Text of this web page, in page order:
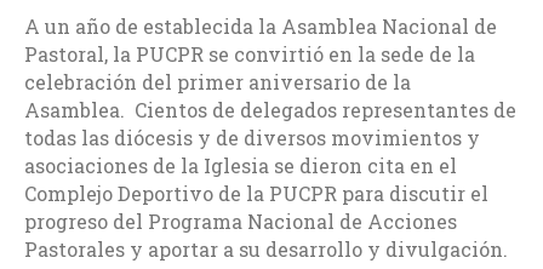
A un año de establecida la Asamblea Nacional de
Pastoral, la PUCPR se convirtió en la sede de la
celebración del primer aniversario de la
Asamblea. Cientos de delegados representantes de
todas las diócesis y de diversos movimientos y
asociaciones de la Iglesia se dieron cita en el
Complejo Deportivo de la PUCPR para discutir el
progreso del Programa Nacional de Acciones
Pastorales y aportar a su desarrollo y divulgación.